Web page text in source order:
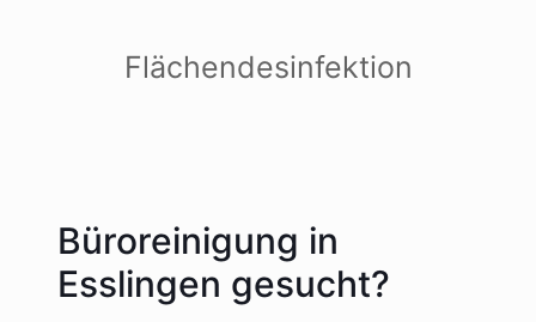
Flächendesinfektion
Büroreinigung in
Esslingen gesucht?